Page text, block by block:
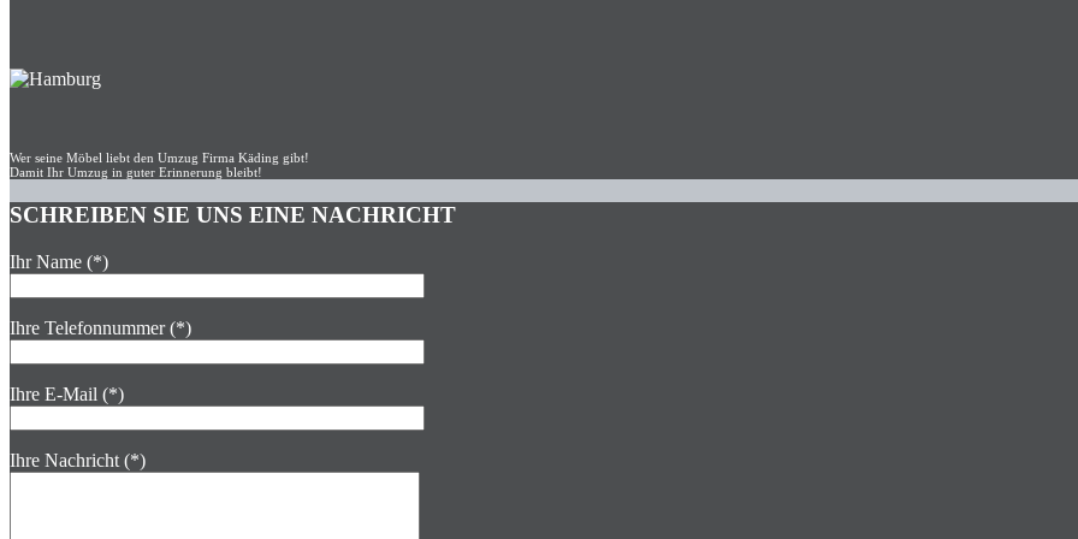
Wer seine Möbel liebt den Umzug Firma Käding gibt!
Damit Ihr Umzug in guter Erinnerung bleibt!
SCHREIBEN SIE UNS EINE NACHRICHT
Ihr Name (*)
Ihre Telefonnummer (*)
Ihre E-Mail (*)
Ihre Nachricht (*)